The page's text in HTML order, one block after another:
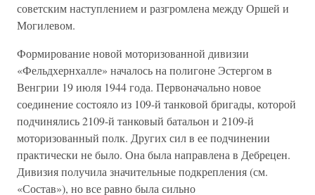
советским наступлением и разгромлена между Оршей и
Могилевом.
Формирование новой моторизованной дивизии
«Фельдхернхалле» началось на полигоне Эстергом в
Венгрии 19 июля 1944 года. Первоначально новое
соединение состояло из 109-й танковой бригады, которой
подчинялись 2109-й танковый батальон и 2109-й
моторизованный полк. Других сил в ее подчинении
практически не было. Она была направлена в Дебрецен.
Дивизия получила значительные подкрепления (см.
«Состав»), но все равно была сильно